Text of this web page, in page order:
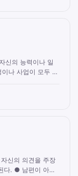
신의 능력이나 일
나 사업이 모두 순
신의 의견을 주장
다. ● 남편이 아내